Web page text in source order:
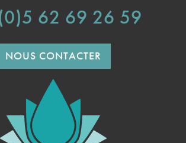
62 69 26 59
NOUS CONTACTER